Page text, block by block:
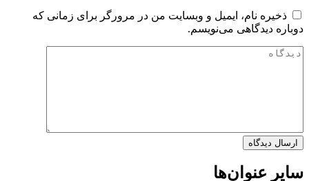
ذخیره نام، ایمیل و وبسایت من در مرورگر برای زمانی که
دوباره دیدگاهی می‌نویسم.
سایر عنوان‌ها